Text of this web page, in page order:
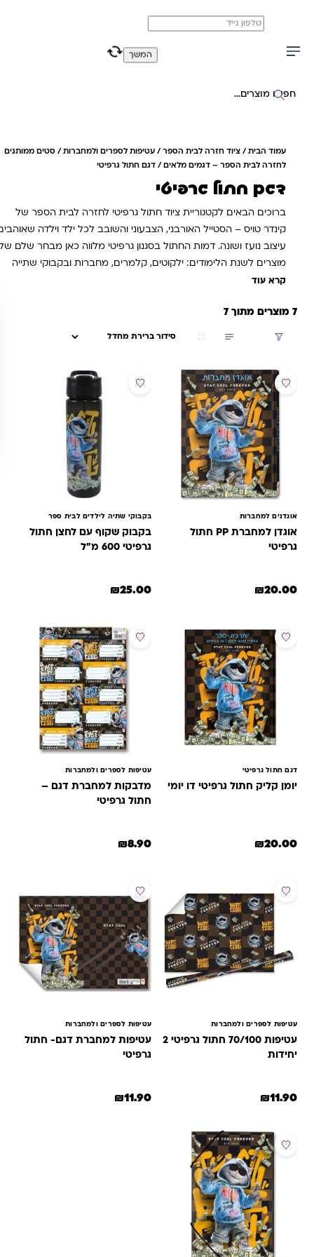
חיפוש באתר
עמוד הבית/ציוד חזרה לבית הספר/עטיפות לספרים ולמחברות/סטים ממותגים
לחזרה לבית הספר – דגמים מלאים/ דגם חתול גרפיטי
דגם חתול גרפיטי
ברוכים הבאים לקטגוריית ציוד חתול גרפיטי לחזרה לבית הספר של
קינדר טויס – הסטייל האורבני, הצבעוני והשובב לכל ילד וילדה שאוהבים
עיצוב נועז ושונה. דמות החתול בסגנון גרפיטי מלווה כאן מבחר שלם של
מוצרים לשנת הלימודים: ילקוטים, קלמרים, מחברות ובקבוקי שתייה
בצבעים עזים ובאיורי סטריט-ארט מגניבים שמושכים את העין. המוצרים
כל השנה. בין אם מחפשים ילקוט חתול גרפיטי ארגונומי לגב, קלמר
קרא עוד
סינון
אוגדנים למחברות
אוגדן למחברת PP חתול
גרפיטי
₪20.00
בקבוקי שתיה לילדים לבית ספר
בקבוק שקוף עם לחצן חתול
גרפיטי 600 מ"ל
₪25.00
דגם חתול גרפיטי
יומן קליק חתול גרפיטי דו יומי
₪20.00
עטיפות לספרים ולמחברות
מדבקות למחברת דגם –
חתול גרפיטי
₪8.90
עטיפות לספרים ולמחברות
עטיפות 70/100 חתול גרפיטי 2
יחידות
₪11.90
עטיפות לספרים ולמחברות
עטיפות למחברת דגם- חתול
גרפיטי
₪11.90
המשך